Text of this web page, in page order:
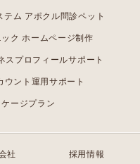
テム アポクル問診ペット
ク ホームページ制作
スプロフィールサポート
ウント運用サポート
ージプラン
社 採用情報